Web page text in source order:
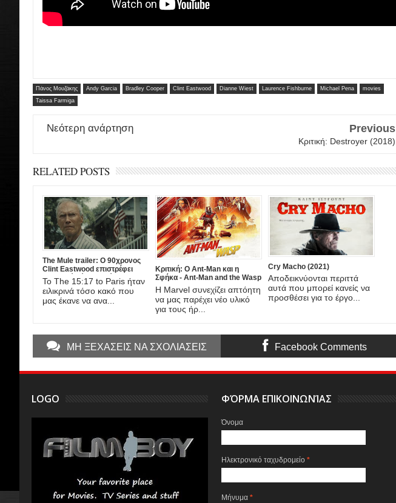
Πάνος Μουζάκης Andy Garcia Bradley Cooper Clint Eastwood Dianne Wiest Laurence Fishburne Michael Pena
movies
Taissa Farmiga
Νεότερη ανάρτηση Previous
Κριτική: Destroyer (2018)
RELATED POSTS
The Mule trailer: Ο 90χρονος
Clint Eastwood επιστρέφει
δυναμικά πίσω αλλά και
μπροστά από τη κάμερα!
Το The 15:17 to Paris ήταν
ειλικρινά τόσο κακό που
μας έκανε να ανα...
Κριτική: Ο Ant-Man και η
Σφήκα - Ant-Man and the Wasp
(2018)
Η Marvel συνεχίζει απτόητη
να μας παρέχει νέο υλικό
για τους ήρ...
Cry Macho (2021)
Αποδεικνύονται περιττά
αυτά που μπορεί κανείς να
προσθέσει για το έργο...
ΜΗ ΞΕΧΑΣΕΙΣ ΝΑ ΣΧΟΛΙΑΣΕΙΣ Facebook Comments
LOGO ΦΌΡΜΑ ΕΠΙΚΟΙΝΩΝΊΑΣ
Όνομα
Ηλεκτρονικό ταχυδρομείο*
Μήνυμα*